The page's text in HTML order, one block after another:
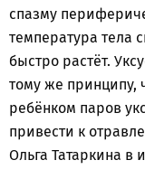
спазму
температура тела
быстро растёт.
тому же принципу,
ребёнком паров
привести к
Ольга Татаркина в